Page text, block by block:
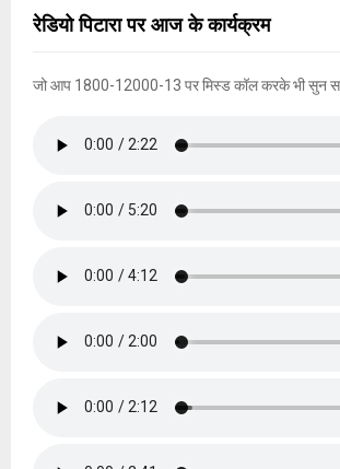
h
o
रेडियो पिटारा पर आज के कार्यक्रम
जो आप 1800-12000-13 पर मिस्ड कॉल करके भी सुन